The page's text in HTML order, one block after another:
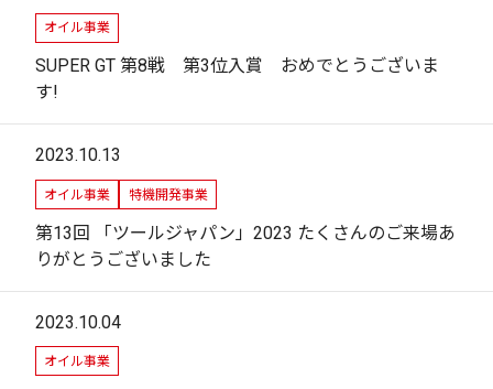
オイル事業
SUPER GT 第8戦 第3位入賞 おめでとうございま
す!
2023.10.13
オイル事業 特機開発事業
第13回 「ツールジャパン」2023 たくさんのご来場あ
りがとうございました
2023.10.04
オイル事業